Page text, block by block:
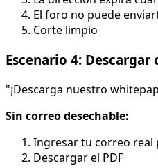
El foro no puede
Corte limpio
Escenario 4:
"¡Descarga nuestro
Sin correo desechable:
Ingresar tu correo real
Descargar el PDF